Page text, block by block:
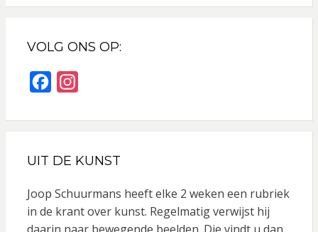
VOLG ONS OP:
c
b
o
o
s
a
g
r
UIT DE KUNST
Joop Schuurmans heeft elke 2 weken een rubriek
in de krant over kunst. Regelmatig verwijst hij